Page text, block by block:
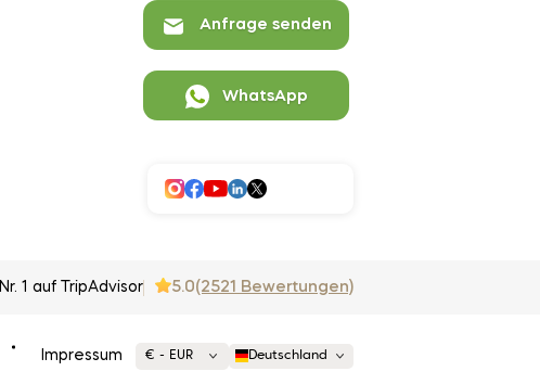
Anfrage senden
WhatsApp
Nr. 1 auf TripAdvisor 5.0(2521 Bewertungen)
Impressum € - EUR Deutschland